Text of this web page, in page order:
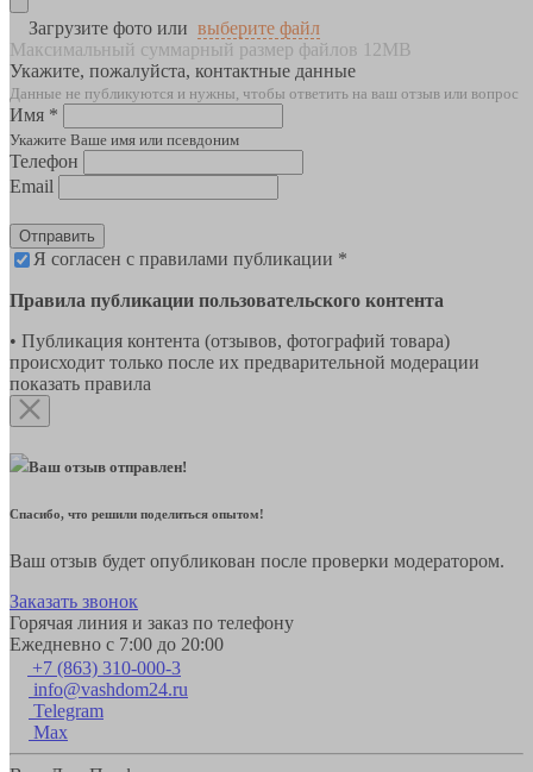
Загрузите фото или выберите файл
Максимальный суммарный размер файлов 12MB
Укажите, пожалуйста, контактные данные
Данные не публикуются и нужны, чтобы ответить на ваш отзыв или вопрос
Имя *
Укажите Ваше имя или псевдоним
Телефон
Email
Отправить
Я согласен с правилами публикации *
Правила публикации пользовательского контента
• Публикация контента (отзывов, фотографий товара)
происходит только после их предварительной модерации
показать правила
Ваш отзыв отправлен!
Спасибо, что решили поделиться опытом!
Ваш отзыв будет опубликован после проверки модератором.
Заказать звонок
Горячая линия и заказ по телефону
Ежедневно с 7:00 до 20:00
+7 (863) 310-000-3
info@vashdom24.ru
Telegram
Max